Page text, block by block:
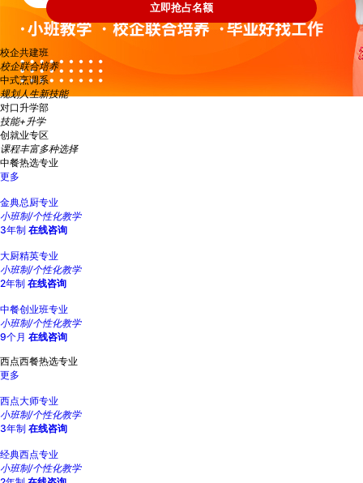
立即抢占名额
校企共建班
校企联合培养
中式烹调系
规划人生新技能
对口升学部
技能+升学
创就业专区
课程丰富多种选择
中餐热选专业
更多
金典总厨专业
小班制/个性化教学
3年制 在线咨询
大厨精英专业
小班制/个性化教学
2年制 在线咨询
中餐创业班专业
小班制/个性化教学
9个月 在线咨询
西点西餐热选专业
更多
西点大师专业
小班制/个性化教学
3年制 在线咨询
经典西点专业
小班制/个性化教学